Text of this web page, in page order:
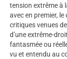
tension extrême à
avec en premier,
critiques venues
d’une extrême-
fantasmée ou
vu et entendu au